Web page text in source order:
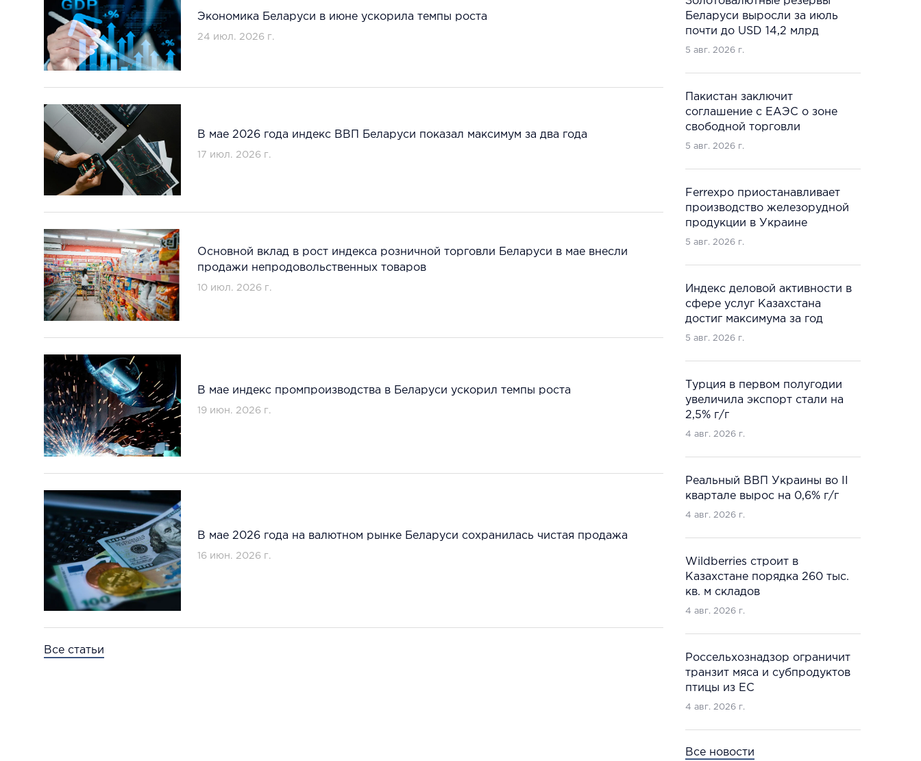
Экономика Беларуси в июне ускорила темпы роста
24 июл. 2026 г.
В мае 2026 года индекс ВВП Беларуси показал максимум за два года
17 июл. 2026 г.
Основной вклад в рост индекса розничной торговли Беларуси в мае внесли
продажи непродовольственных товаров
10 июл. 2026 г.
В мае индекс промпроизводства в Беларуси ускорил темпы роста
19 июн. 2026 г.
В мае 2026 года на валютном рынке Беларуси сохранилась чистая продажа
16 июн. 2026 г.
Все статьи
Беларуси выросли за июль
почти до USD 14,2 млрд
5 авг. 2026 г.
Пакистан заключит
соглашение с ЕАЭС о зоне
свободной торговли
5 авг. 2026 г.
Ferrexpo приостанавливает
производство железорудной
продукции в Украине
5 авг. 2026 г.
Индекс деловой активности в
сфере услуг Казахстана
достиг максимума за год
5 авг. 2026 г.
Турция в первом полугодии
увеличила экспорт стали на
2,5% г/г
4 авг. 2026 г.
Реальный ВВП Украины во II
квартале вырос на 0,6% г/г
4 авг. 2026 г.
Wildberries строит в
Казахстане порядка 260 тыс.
кв. м складов
4 авг. 2026 г.
Россельхознадзор ограничит
транзит мяса и субпродуктов
птицы из ЕС
4 авг. 2026 г.
Все новости